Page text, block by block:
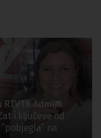
Admira
i ključeve od
na